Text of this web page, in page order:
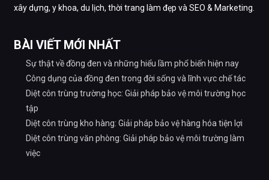
xây dựng, y khoa, du lịch, thời trang làm đẹp và SEO & Marketing.
BÀI VIẾT MỚI NHẤT
Sự thật về đồng đen và những hiểu lầm phổ biến hiện nay
Công dụng của đồng đen trong đời sống và lĩnh vực chế tác
Diệt côn trùng trường học: Giải pháp bảo vệ môi trường học
tập
Diệt côn trùng kho hàng: Giải pháp bảo vệ hàng hóa tiện lợi
Diệt côn trùng văn phòng: Giải pháp bảo vệ môi trường làm
việc